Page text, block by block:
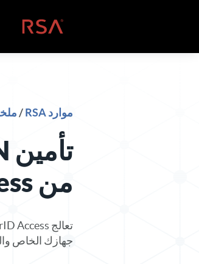
الصفحة
موارد RSA /
من SecurID Access
جهازك الخاص